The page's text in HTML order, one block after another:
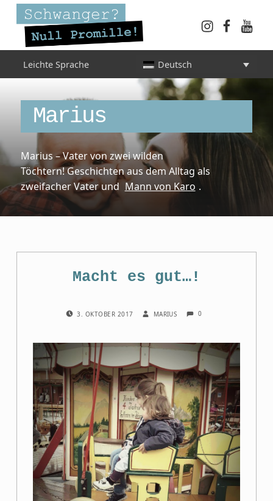
INFORMATIONEN FÜR SCHWANGERE, WERDENDE MÜTTER UND ALLE, DIE SIE IN DER SCHWANGERSCHAFT BEGLEITEN
Leichte Sprache Deutsch
Category:
Marius
Marius – Vater von zwei wilden
Töchtern! Geschichten aus dem Alltag als
zweifacher Vater und Mann von Karo .
Macht es gut…!
3. OKTOBER 2017 MARIUS 0